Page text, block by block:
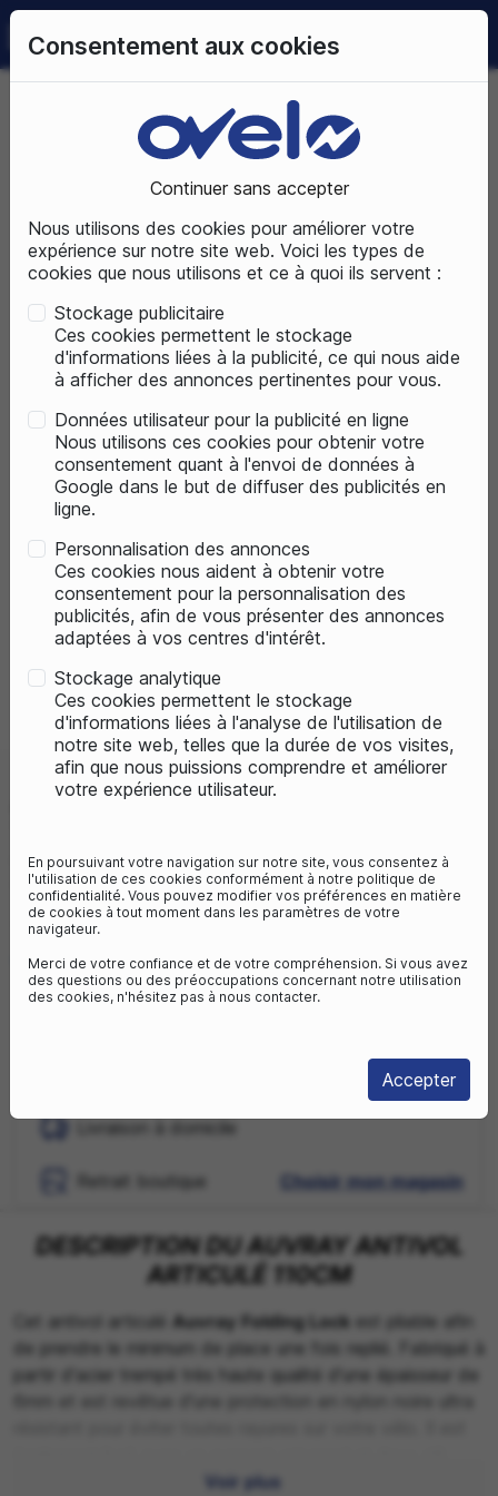
Consentement aux cookies
Continuer sans accepter
Nous utilisons des cookies pour améliorer votre
expérience sur notre site web. Voici les types de
cookies que nous utilisons et ce à quoi ils servent :
Stockage publicitaire
Ces cookies permettent le stockage
d'informations liées à la publicité, ce qui nous aide
à afficher des annonces pertinentes pour vous.
Données utilisateur pour la publicité en ligne
Nous utilisons ces cookies pour obtenir votre
consentement quant à l'envoi de données à
Google dans le but de diffuser des publicités en
ligne.
Personnalisation des annonces
Ces cookies nous aident à obtenir votre
consentement pour la personnalisation des
publicités, afin de vous présenter des annonces
adaptées à vos centres d'intérêt.
Stockage analytique
Ces cookies permettent le stockage
d'informations liées à l'analyse de l'utilisation de
notre site web, telles que la durée de vos visites,
afin que nous puissions comprendre et améliorer
votre expérience utilisateur.
En poursuivant votre navigation sur notre site, vous consentez à
l'utilisation de ces cookies conformément à notre politique de
confidentialité. Vous pouvez modifier vos préférences en matière
de cookies à tout moment dans les paramètres de votre
navigateur.
Merci de votre confiance et de votre compréhension. Si vous avez
des questions ou des préoccupations concernant notre utilisation
des cookies, n'hésitez pas à nous contacter.
Accepter
09 72 50 25 70 LUNDI AU SAMEDIDE 10H À 19H
Pièces détachées
Accessoires vélos
ACCESSOIRES VÉLOS
Previous
AUVRAY ANTIVOL ARTICULÉ
Référence :AFL110AUV
99,00 € - 25%
74,25 €
Vous économisez 25€
Livraison à domicile
Retrait boutique Choisir mon magasin
DESCRIPTION DU AUVRAY ANTIVOL
ARTICULÉ 110CM
Cet antivol articulé Auvray Folding Lock est pliable afin
de prendre le minimum de place une fois replié. Fabriqué à
partir d'acier trempé très haute qualité d'une épaisseur de
Voir plus